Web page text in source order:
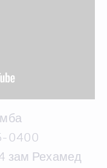
0400
зам Рехамед